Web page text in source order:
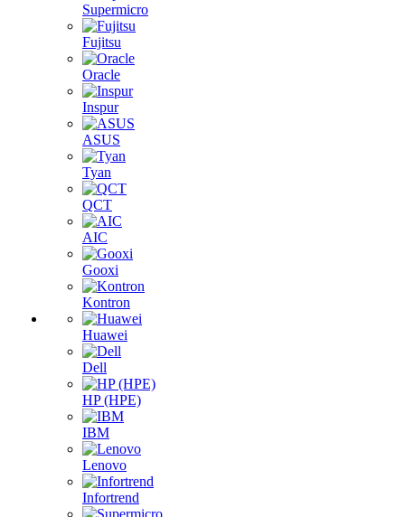
Supermicro
Fujitsu
Oracle
Inspur
ASUS
Tyan
QCT
AIC
Gooxi
Kontron
Huawei
Dell
HP (HPE)
IBM
Lenovo
Infortrend